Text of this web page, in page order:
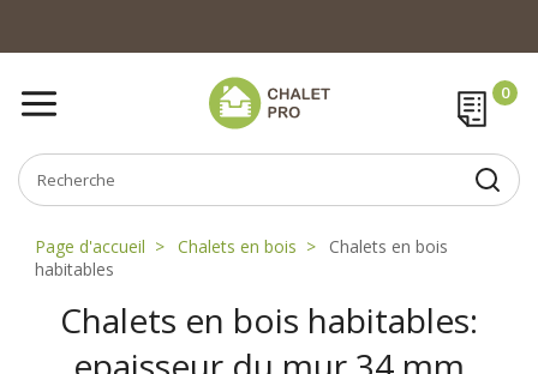
Page d'accueil Chalets en bois
Chalets en bois
habitables
Chalets en bois habitables: